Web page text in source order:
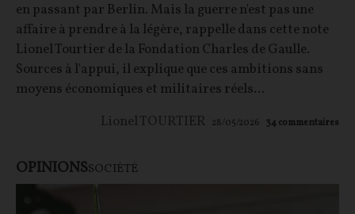
en passant par Berlin. Mais la guerre n'est pas une
affaire à prendre à la légère, rappelle dans cette note
Lionel Tourtier de la Fondation Charles de Gaulle.
Sources à l'appui, il explique que ces ambitions sans
moyens économiques et militaires réels...
Lionel TOURTIER 28/05/2026 34commentaires
OPINIONSSOCIÉTÉ